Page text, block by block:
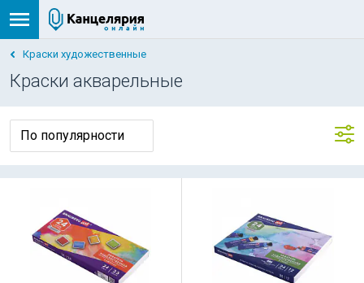
Краски художественные
Краски акварельные